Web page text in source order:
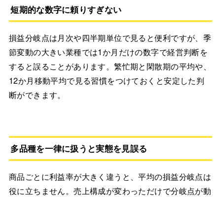
短期的な数字に頼りすぎない
損益分岐点は月次や四半期単位で見ると便利ですが、季
節変動の大きい業種では1か月だけの数字で経営判断を
すると誤ることがあります。繁忙期と閑散期の平均や、
12か月移動平均で見る習慣をつけておくと安定した判
断ができます。
多品種を一律に扱うと実態を見誤る
商品ごとに利益率が大きく違うと、平均の損益分岐点は
役に立ちません。売上構成が変わっただけで分岐点が動